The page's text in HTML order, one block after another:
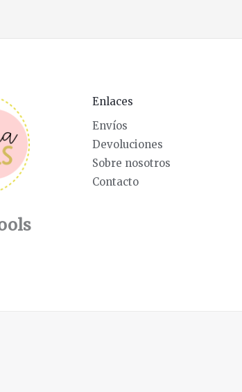
Enlaces
Envíos
Devoluciones
Sobre nosotros
Contacto